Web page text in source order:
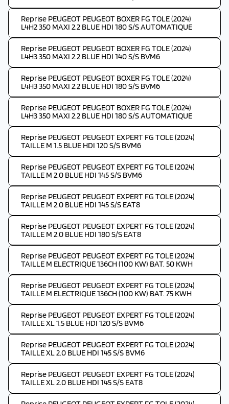
Reprise PEUGEOT PEUGEOT BOXER FG TOLE (2024)
L4H2 350 MAXI 2.2 BLUE HDI 180 S/S AUTOMATIQUE
Reprise PEUGEOT PEUGEOT BOXER FG TOLE (2024)
L4H3 350 MAXI 2.2 BLUE HDI 140 S/S BVM6
Reprise PEUGEOT PEUGEOT BOXER FG TOLE (2024)
L4H3 350 MAXI 2.2 BLUE HDI 180 S/S BVM6
Reprise PEUGEOT PEUGEOT BOXER FG TOLE (2024)
L4H3 350 MAXI 2.2 BLUE HDI 180 S/S AUTOMATIQUE
Reprise PEUGEOT PEUGEOT EXPERT FG TOLE (2024)
TAILLE M 1.5 BLUE HDI 120 S/S BVM6
Reprise PEUGEOT PEUGEOT EXPERT FG TOLE (2024)
TAILLE M 2.0 BLUE HDI 145 S/S BVM6
Reprise PEUGEOT PEUGEOT EXPERT FG TOLE (2024)
TAILLE M 2.0 BLUE HDI 145 S/S EAT8
Reprise PEUGEOT PEUGEOT EXPERT FG TOLE (2024)
TAILLE M 2.0 BLUE HDI 180 S/S EAT8
Reprise PEUGEOT PEUGEOT EXPERT FG TOLE (2024)
TAILLE M ELECTRIQUE 136CH (100 KW) BAT. 50 KWH
Reprise PEUGEOT PEUGEOT EXPERT FG TOLE (2024)
TAILLE M ELECTRIQUE 136CH (100 KW) BAT. 75 KWH
Reprise PEUGEOT PEUGEOT EXPERT FG TOLE (2024)
TAILLE XL 1.5 BLUE HDI 120 S/S BVM6
Reprise PEUGEOT PEUGEOT EXPERT FG TOLE (2024)
TAILLE XL 2.0 BLUE HDI 145 S/S BVM6
Reprise PEUGEOT PEUGEOT EXPERT FG TOLE (2024)
TAILLE XL 2.0 BLUE HDI 145 S/S EAT8